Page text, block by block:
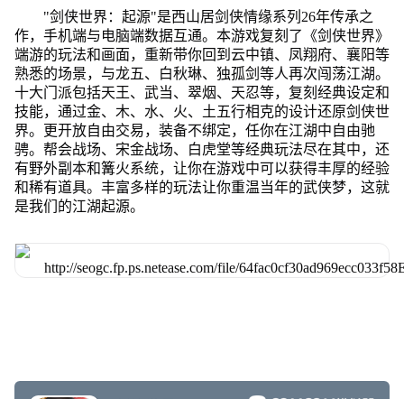
"剑侠世界：起源"是西山居剑侠情缘系列26年传承之
作，手机端与电脑端数据互通。本游戏复刻了《剑侠世界》
端游的玩法和画面，重新带你回到云中镇、凤翔府、襄阳等
熟悉的场景，与龙五、白秋琳、独孤剑等人再次闯荡江湖。
十大门派包括天王、武当、翠烟、天忍等，复刻经典设定和
技能，通过金、木、水、火、土五行相克的设计还原剑侠世
界。更开放自由交易，装备不绑定，任你在江湖中自由驰
骋。帮会战场、宋金战场、白虎堂等经典玩法尽在其中，还
有野外副本和篝火系统，让你在游戏中可以获得丰厚的经验
和稀有道具。丰富多样的玩法让你重温当年的武侠梦，这就
是我们的江湖起源。